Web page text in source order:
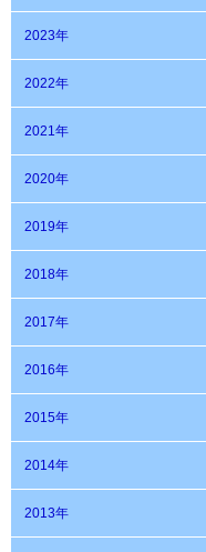
2023年
2022年
2021年
2020年
2019年
2018年
2017年
2016年
2015年
2014年
2013年